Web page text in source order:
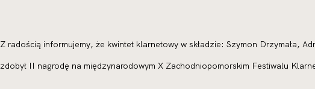
Z radością informujemy, że kwintet klarnetowy w składzie: Szymon Drzymała,
zdobył II nagrodę na międzynarodowym X Zachodniopomorskim Festiwalu